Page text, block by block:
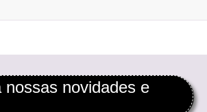
nossas novidades e